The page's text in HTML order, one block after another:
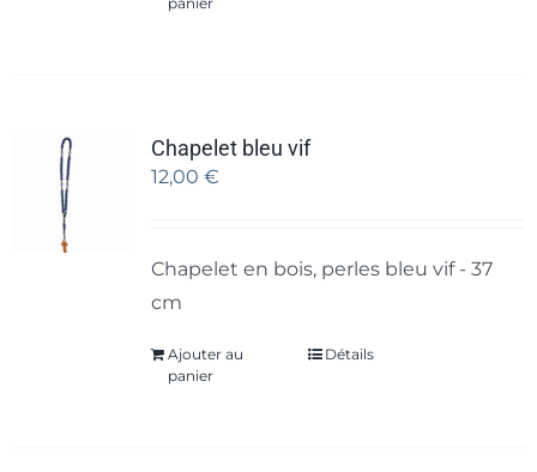
Chapelet bleu vif
12,00 €
Chapelet en bois, perles bleu vif - 37
cm
Ajouter au
panier
Détails